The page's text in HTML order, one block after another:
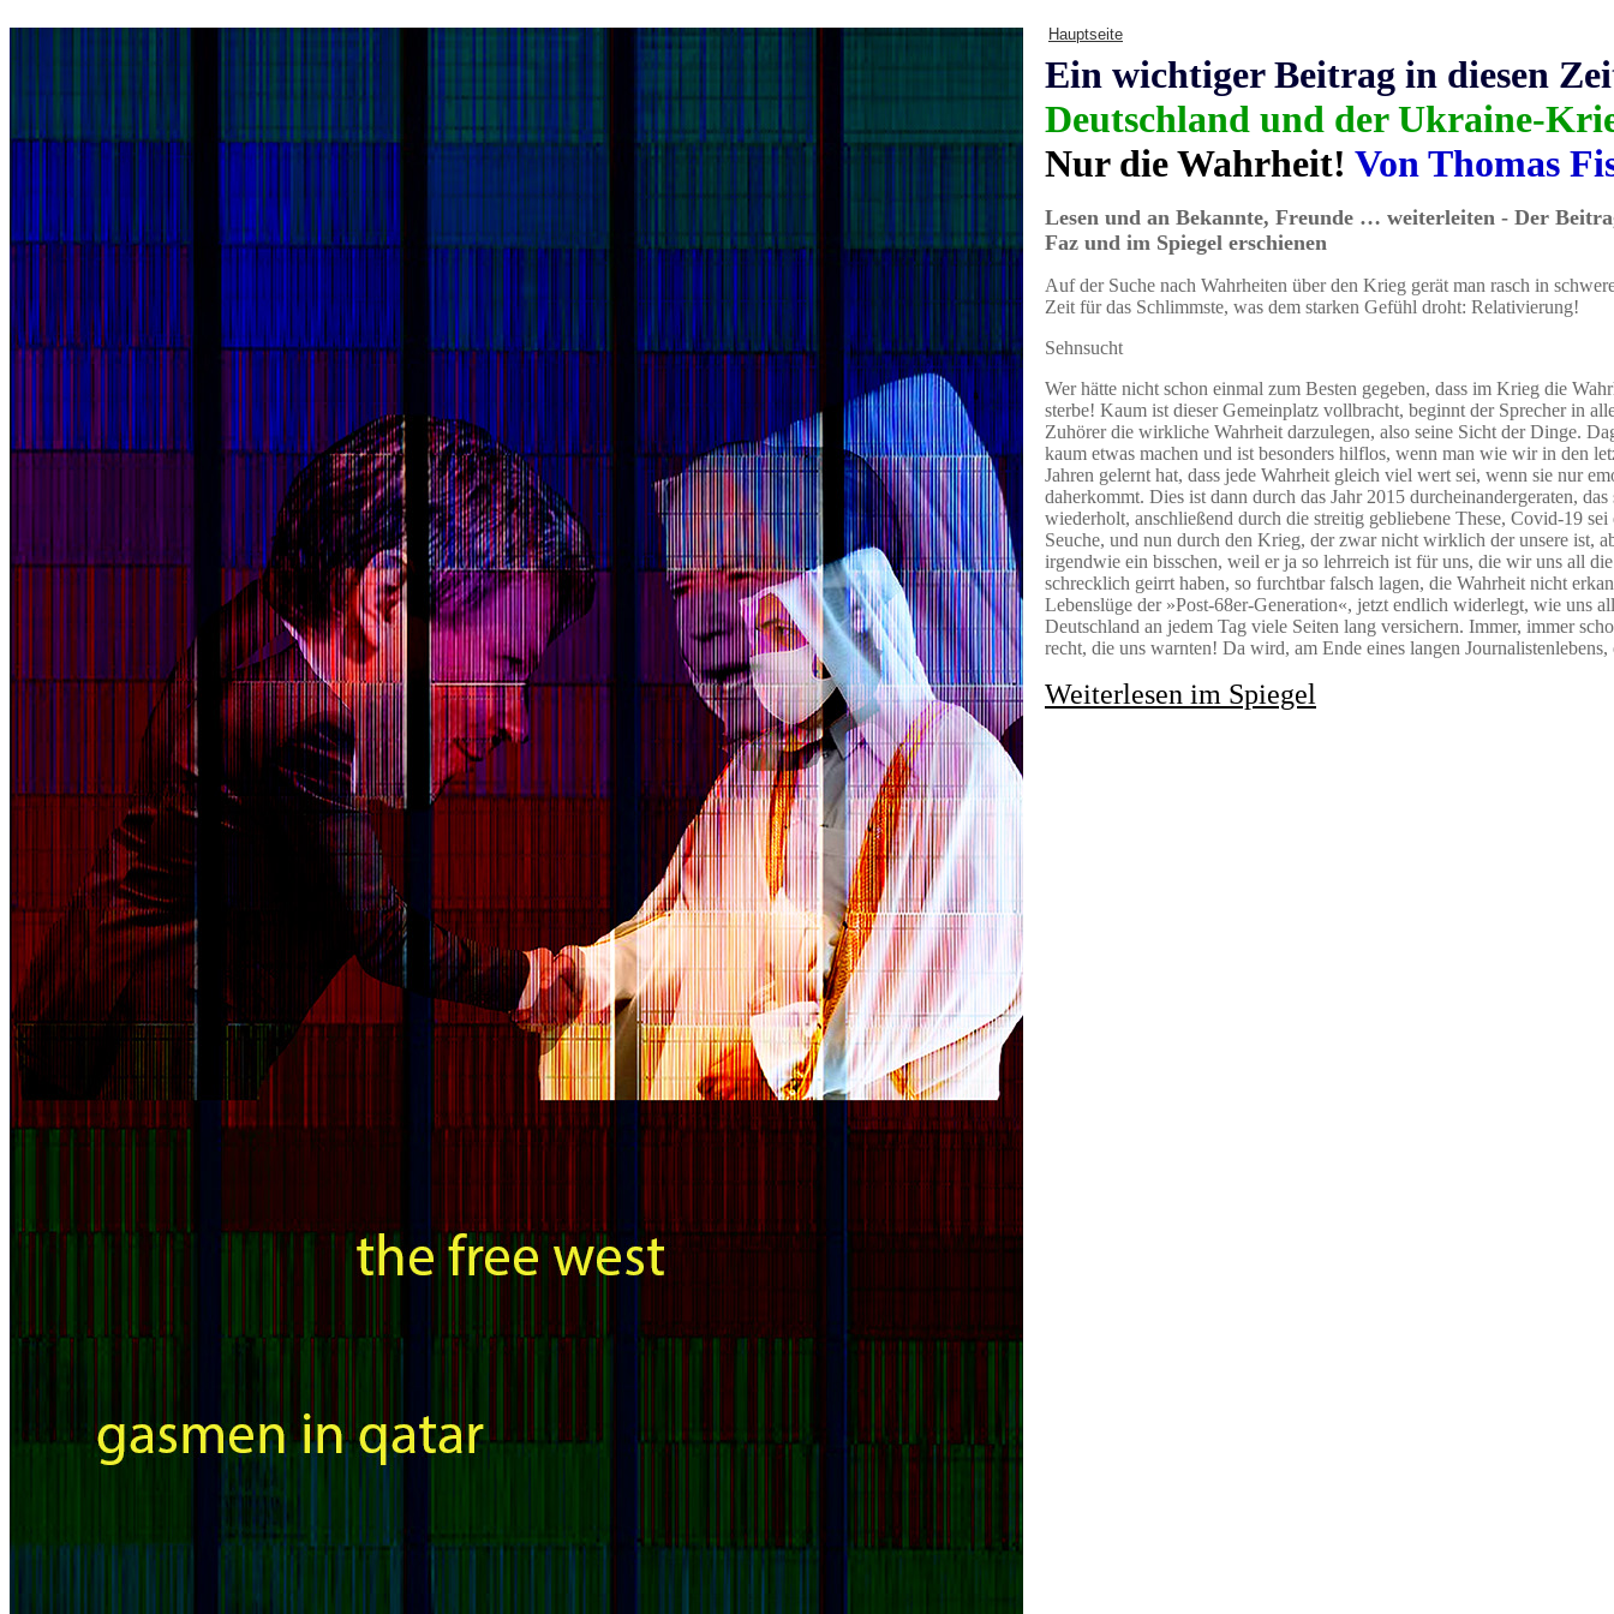
Hauptseite
Ein wichtiger Beitrag in diesen
Deutschland und der Ukraine-
Nur die Wahrheit! Von Thomas
Lesen und an Bekannte, Freunde … weiterleiten - Der
Faz und im Spiegel erschienen
Auf der Suche nach Wahrheiten über den Krieg gerät man rasch in
Zeit für das Schlimmste, was dem starken Gefühl droht: Relativierung!
Sehnsucht
Wer hätte nicht schon einmal zum Besten gegeben, dass im Krieg die
sterbe! Kaum ist dieser Gemeinplatz vollbracht, beginnt der Sprecher in
Zuhörer die wirkliche Wahrheit darzulegen, also seine Sicht der Dinge.
kaum etwas machen und ist besonders hilflos, wenn man wie wir in den
Jahren gelernt hat, dass jede Wahrheit gleich viel wert sei, wenn sie nur
daherkommt. Dies ist dann durch das Jahr 2015 durcheinandergeraten,
wiederholt, anschließend durch die streitig gebliebene These, Covid-19 sei
Seuche, und nun durch den Krieg, der zwar nicht wirklich der unsere ist,
irgendwie ein bisschen, weil er ja so lehrreich ist für uns, die wir uns all die
schrecklich geirrt haben, so furchtbar falsch lagen, die Wahrheit nicht
Lebenslüge der »Post-68er-Generation«, jetzt endlich widerlegt, wie uns
Deutschland an jedem Tag viele Seiten lang versichern. Immer, immer
recht, die uns warnten! Da wird, am Ende eines langen
Weiterlesen im Spiegel